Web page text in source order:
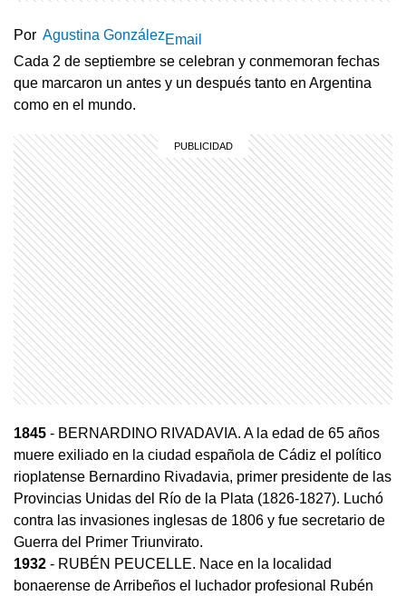
Por Agustina GonzálezEmail
Cada 2 de septiembre se celebran y conmemoran fechas
que marcaron un antes y un después tanto en Argentina
como en el mundo.
1845 - BERNARDINO RIVADAVIA. A la edad de 65 años
muere exiliado en la ciudad española de Cádiz el político
rioplatense Bernardino Rivadavia, primer presidente de las
Provincias Unidas del Río de la Plata (1826-1827). Luchó
contra las invasiones inglesas de 1806 y fue secretario de
Guerra del Primer Triunvirato.
1932 - RUBÉN PEUCELLE. Nace en la localidad
bonaerense de Arribeños el luchador profesional Rubén